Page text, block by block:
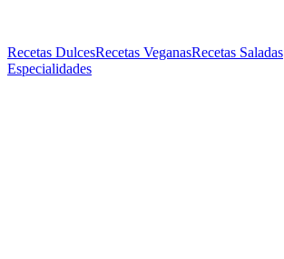
Recetas DulcesRecetas VeganasRecetas Saladas
Especialidades